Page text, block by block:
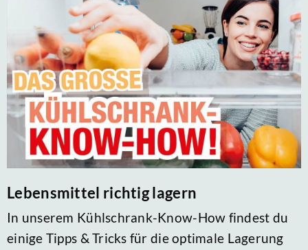
Lebensmittel richtig lagern
In unserem Kühlschrank-Know-How findest du
einige Tipps & Tricks für die optimale Lagerung